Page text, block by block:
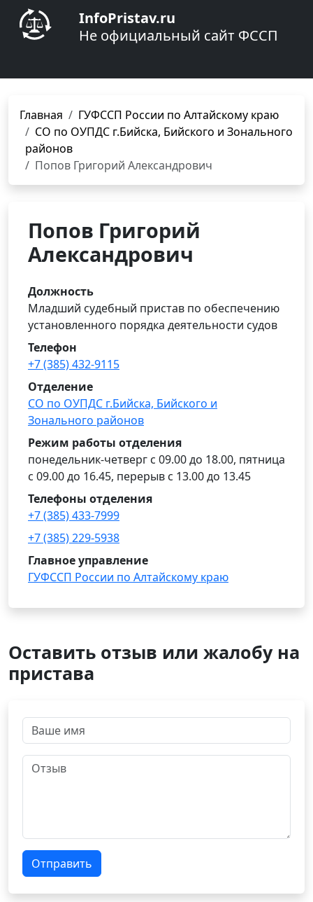
InfoPristav.ru
Не официальный сайт ФССП
Главная
ГУФССП России по Алтайскому краю
СО по ОУПДС г.Бийска, Бийского и Зонального
районов
Попов Григорий Александрович
Попов Григорий
Александрович
Должность
Младший судебный пристав по обеспечению
установленного порядка деятельности судов
Телефон
+7 (385) 432-9115
Отделение
СО по ОУПДС г.Бийска, Бийского и
Зонального районов
Режим работы отделения
понедельник-четверг с 09.00 до 18.00, пятница
с 09.00 до 16.45, перерыв с 13.00 до 13.45
Телефоны отделения
+7 (385) 433-7999
+7 (385) 229-5938
Главное управление
ГУФССП России по Алтайскому краю
Оставить отзыв или жалобу на
пристава
Отправить